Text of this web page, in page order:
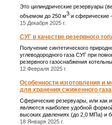
Это цилиндрические резервуары
объемом до 250 м3 и
15 Декабря 2025 г.
СУГ в качестве резервного
Получение синтетического
углеводородного газа СУГ при
резервного газоснабжения
12 Февраля 2025 г.
Особенности изготовления и
для хранения сжиженного газа
Сферические резервуары, или как
являются наиболее удобной
высоких давлениях (до 2,0 МПа) и
18 Января 2025 г.